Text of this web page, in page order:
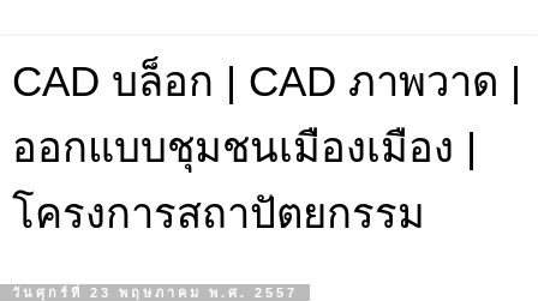
CAD บล็อก | CAD ภาพวาด |
ออกแบบชุมชนเมืองเมือง |
โครงการสถาปัตยกรรม
วันศุกร์ที่ 23 พฤษภาคม พ.ศ. 2557